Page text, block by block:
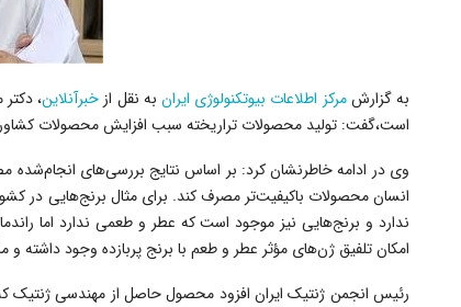
به گزارشمرکز اطلاعات بیوتکنولوژی ایرانبه نقل از خبرآنلاین،
است،گفت: تولید محصولات تراریخته سبب افزایش محصولات
وی در ادامه خاطرنشان کرد: بر اساس نتایج بررسی‌های
انسان محصولات باکیفیت‌تر مصرف کند. برای مثال برنج‌هایی در
ندارد و برنج‌هایی نیز موجود است که عطر و طعمی ندارد اما
امکان تلفیق ژن‌های مؤثر عطر و طعم با برنج پربازده وجود داشته
رئیس انجمن ژنتیک ایران افزود محصول حاصل از مهندسی ژنتیک